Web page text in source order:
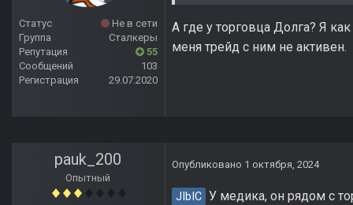
Статус
Не в сети
Группа
Сталкеры
Репутация
55
Сообщений
103
Регистрация
29.07.2020
А где у торговца Долга? Я
меня трейд с ним не активен.
pauk_200
Опытный
Опубликовано 1 октября, 2024
JIbIC У медика, он рядом с